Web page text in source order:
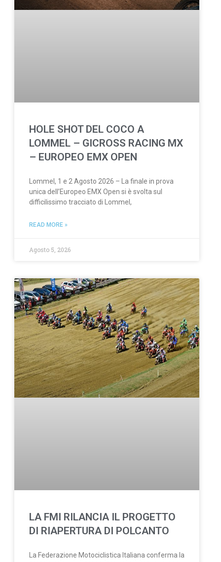
HOLE SHOT DEL COCO A
LOMMEL – GICROSS RACING MX
– EUROPEO EMX OPEN
Lommel, 1 e 2 Agosto 2026 – La finale in prova
unica dell’Europeo EMX Open si è svolta sul
difficilissimo tracciato di Lommel,
READ MORE »
Agosto 5, 2026
LA FMI RILANCIA IL PROGETTO
DI RIAPERTURA DI POLCANTO
La Federazione Motociclistica Italiana conferma la